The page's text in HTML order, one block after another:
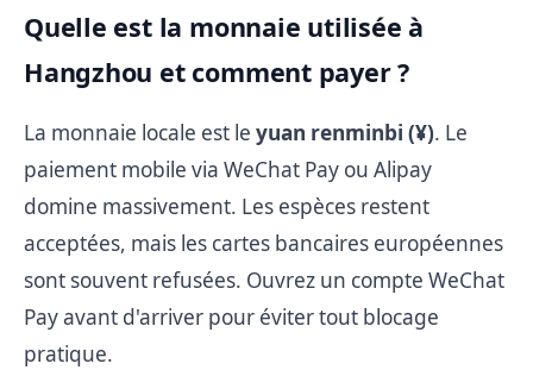
Quelle est la monnaie utilisée à
Hangzhou et comment payer ?
La monnaie locale est le yuan renminbi (¥). Le
paiement mobile via WeChat Pay ou Alipay
domine massivement. Les espèces restent
acceptées, mais les cartes bancaires européennes
sont souvent refusées. Ouvrez un compte WeChat
Pay avant d'arriver pour éviter tout blocage
pratique.